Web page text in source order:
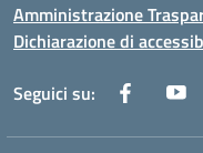
Amministrazione
Dichiarazione di
Seguici su: